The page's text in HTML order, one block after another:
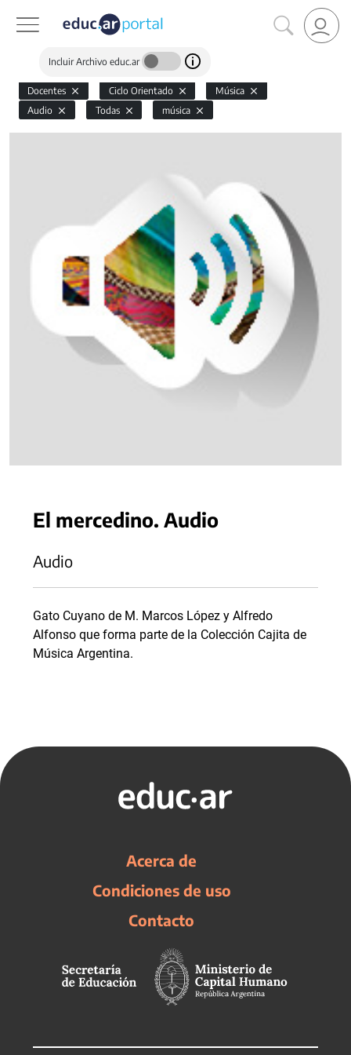
Incluir Archivo educ.ar
Docentes Ciclo Orientado
Música
Audio
Todas música
El mercedino. Audio
Audio
Gato Cuyano de M. Marcos López y Alfredo
Alfonso que forma parte de la Colección Cajita de
Música Argentina.
Acerca de
Condiciones de uso
Contacto